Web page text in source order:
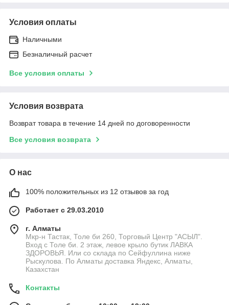
Условия оплаты
Наличными
Безналичный расчет
Все условия оплаты
Условия возврата
Возврат товара в течение 14 дней по договоренности
Все условия возврата
О нас
100% положительных из 12 отзывов за год
Работает с 29.03.2010
г. Алматы
Мкр-н Тастак, Толе би 260, Торговый Центр "АСЫЛ".
Вход с Толе би. 2 этаж, левое крыло бутик ЛАВКА
ЗДОРОВЬЯ. Или со склада по Сейфуллина ниже
Рыскулова. По Алматы доставка Яндекс, Алматы,
Казахстан
Контакты